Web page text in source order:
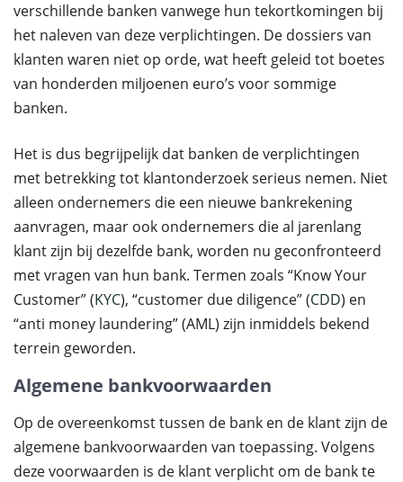
verschillende banken vanwege hun tekortkomingen bij
het naleven van deze verplichtingen. De dossiers van
klanten waren niet op orde, wat heeft geleid tot boetes
van honderden miljoenen euro’s voor sommige
banken.
Het is dus begrijpelijk dat banken de verplichtingen
met betrekking tot klantonderzoek serieus nemen. Niet
alleen ondernemers die een nieuwe bankrekening
aanvragen, maar ook ondernemers die al jarenlang
klant zijn bij dezelfde bank, worden nu geconfronteerd
met vragen van hun bank. Termen zoals “Know Your
Customer” (KYC), “customer due diligence” (CDD) en
“anti money laundering” (AML) zijn inmiddels bekend
terrein geworden.
Algemene bankvoorwaarden
Op de overeenkomst tussen de bank en de klant zijn de
algemene bankvoorwaarden van toepassing. Volgens
deze voorwaarden is de klant verplicht om de bank te